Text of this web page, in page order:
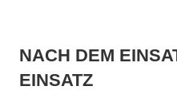
NACH DEM
EINSATZ